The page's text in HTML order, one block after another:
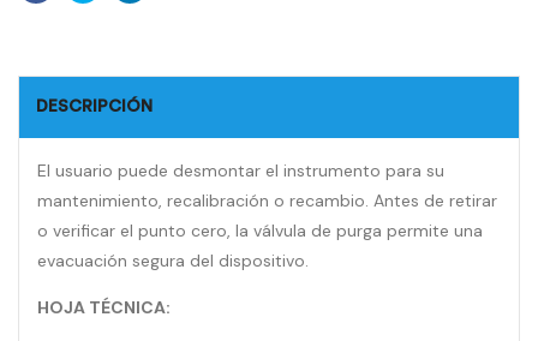
DESCRIPCIÓN
El usuario puede desmontar el instrumento para su
mantenimiento, recalibración o recambio. Antes de retirar
o verificar el punto cero, la válvula de purga permite una
evacuación segura del dispositivo.
HOJA TÉCNICA: